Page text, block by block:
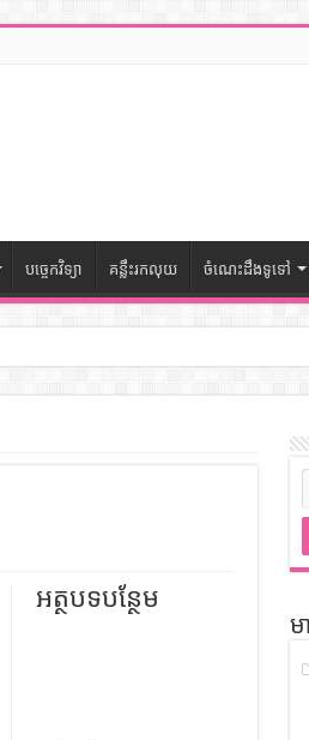
បច្ចេកវិទ្យា គន្លឹះរកលុយ ចំណេះដឹងទូទៅ
អត្ថបទបន្ថែម
ម